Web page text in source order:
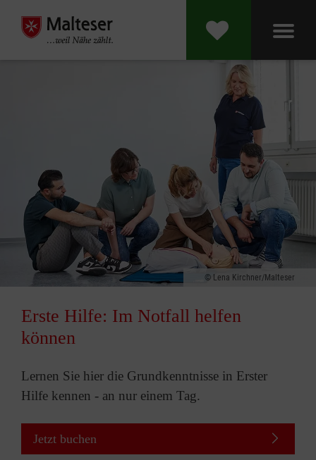
Lena Kirchner/Malteser
Erste Hilfe: Im Notfall helfen
können
Lernen Sie hier die Grundkenntnisse in Erster
Hilfe kennen - an nur einem Tag.
Jetzt buchen